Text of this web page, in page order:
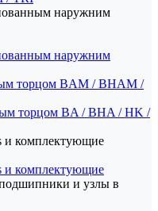
наружним
наружним
торцом BAM / BHAM /
торцом BA / BHA / HK /
и комплектующие
и комплектующие
и узлы в